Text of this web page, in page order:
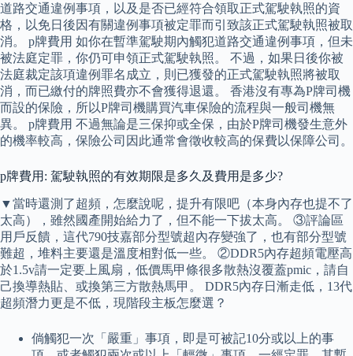
道路交通違例事項，以及是否已經符合領取正式駕駛執照的資
格，以免日後因有關違例事項被定罪而引致該正式駕駛執照被取
消。 p牌費用 如你在暫準駕駛期內觸犯道路交通違例事項，但未
被法庭定罪，你仍可申領正式駕駛執照。 不過，如果日後你被
法庭裁定該項違例罪名成立，則已獲發的正式駕駛執照將被取
消，而已繳付的牌照費亦不會獲得退還。 香港沒有專為P牌司機
而設的保險，所以P牌司機購買汽車保險的流程與一般司機無
異。 p牌費用 不過無論是三保抑或全保，由於P牌司機發生意外
的機率較高，保險公司因此通常會徵收較高的保費以保障公司。
p牌費用: 駕駛執照的有效期限是多久及費用是多少?
▼當時還測了超頻，怎麼說呢，提升有限吧（本身內存也提不了
太高），雖然國產開始給力了，但不能一下拔太高。 ③評論區
用戶反饋，這代790技嘉部分型號超內存變強了，也有部分型號
難超，堆料主要還是溫度相對低一些。 ②DDR5內存超頻電壓高
於1.5v請一定要上風扇，低價馬甲條很多散熱沒覆蓋pmic，請自
己換導熱貼、或換第三方散熱馬甲。 DDR5內存日漸走低，13代
超頻潛力更是不低，現階段主板怎麼選？
倘觸犯一次「嚴重」事項，即是可被記10分或以上的事